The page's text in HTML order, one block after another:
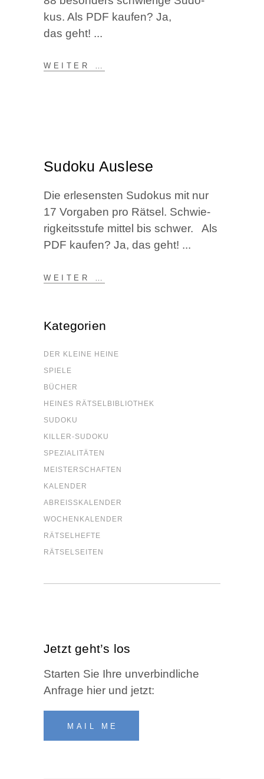
kus. Als PDF kau­fen? Ja,
das geht!
WEI­TER …
Sudo­ku Auslese
Die erle­sens­ten Sudo­kus mit nur
17 Vor­ga­ben pro Rät­sel. Schwie­
rig­keits­stu­fe mit­tel bis schwer. Als
PDF kau­fen? Ja, das geht!
WEI­TER …
Kate­go­rien
DER KLEI­NE HEINE
SPIE­LE
BÜCHER
HEI­NES RÄTSELBIBLIOTHEK
SUDO­KU
KIL­LER-SUDO­KU
SPE­ZIA­LI­TÄ­TEN
MEIS­TER­SCHAF­TEN
KALEN­DER
ABREISS­KA­LEN­DER
WOCHEN­KA­LEN­DER
RÄT­SEL­HEF­TE
RÄT­SEL­SEI­TEN
Jetzt geht’s los
Star­ten Sie Ihre unver­bind­li­che
Anfra­ge hier und jetzt:
MAIL ME